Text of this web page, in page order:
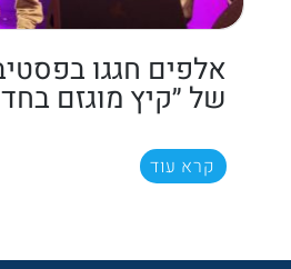
אלפים חגגו
של ״קיץ מוגזם
קרא עוד